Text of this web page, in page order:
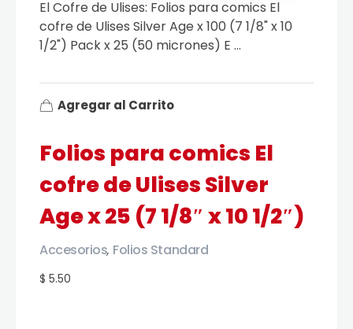
Folios para comics El
cofre de Ulises Silver
Age x 25 (7 1/8″ x 10 1/2″)
$ 5.50
Accesorios, Folios Standard
El Cofre de Ulises: Folios para comics El
cofre de Ulises Silver Age x 100 (7 1/8" x 10
1/2") Pack x 25 (50 micrones) E ...
Agregar al Carrito